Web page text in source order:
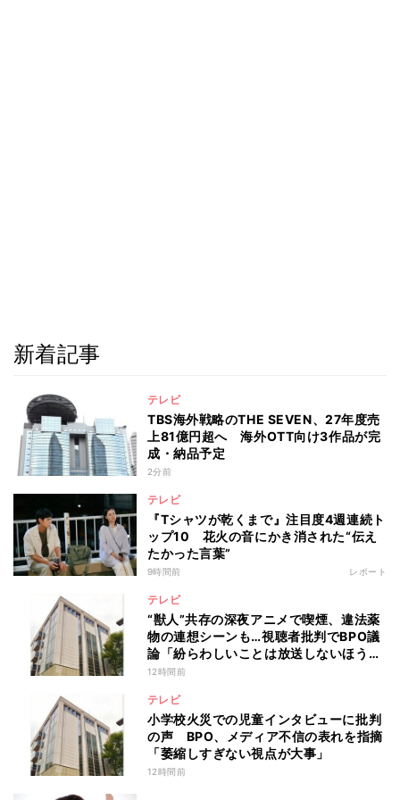
新着記事
テレビ
TBS海外戦略のTHE SEVEN、27年度売
上81億円超へ 海外OTT向け3作品が完
成・納品予定
2分前
テレビ
『Tシャツが乾くまで』注目度4週連続ト
ップ10 花火の音にかき消された“伝え
たかった言葉”
9時間前 レポート
テレビ
“獣人”共存の深夜アニメで喫煙、違法薬
物の連想シーンも…視聴者批判でBPO議
論「紛らわしいことは放送しないほう
が」
12時間前
テレビ
小学校火災での児童インタビューに批判
の声 BPO、メディア不信の表れを指摘
「萎縮しすぎない視点が大事」
12時間前